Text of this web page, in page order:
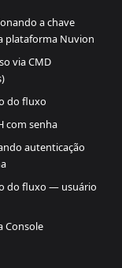
a chave
plataforma Nuvion
via CMD
do fluxo
com senha
autenticação
do fluxo — usuário
Console